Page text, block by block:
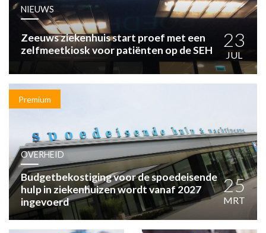
PRAKTIJKZAKEN
TARIEVEN
VPHUISARTSEN
MEDISCHE VAKHANDEL
INLOGGEN
NIEUWS
Zeeuws ziekenhuis start proef met een
zelfmeetkiosk voor patiënten op de SEH
23
JUL
Premium
OVERHEID
Budgetbekostiging voor de spoedeisende
hulp in ziekenhuizen wordt vanaf 2027
ingevoerd
25
MRT